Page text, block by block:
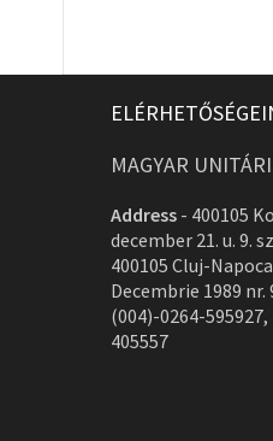
MAGYAR
Address - 400105
december 21. u. 9.
400105 Cluj-
Decembrie 1989 nr.
(004)-0264-
405557